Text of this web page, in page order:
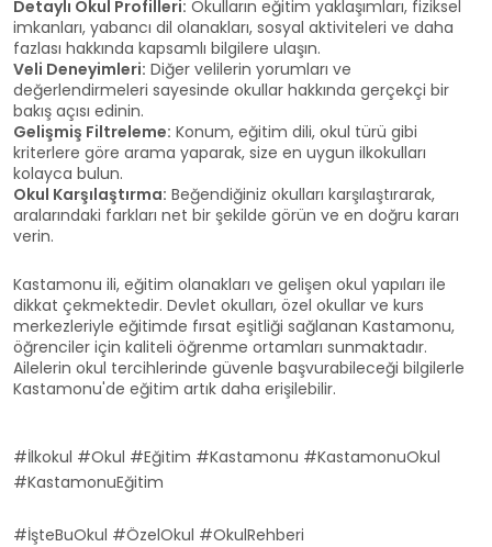
Detaylı Okul Profilleri: Okulların eğitim yaklaşımları, fiziksel
imkanları, yabancı dil olanakları, sosyal aktiviteleri ve daha
fazlası hakkında kapsamlı bilgilere ulaşın.
Veli Deneyimleri: Diğer velilerin yorumları ve
değerlendirmeleri sayesinde okullar hakkında gerçekçi bir
bakış açısı edinin.
Gelişmiş Filtreleme: Konum, eğitim dili, okul türü gibi
kriterlere göre arama yaparak, size en uygun ilkokulları
kolayca bulun.
Okul Karşılaştırma: Beğendiğiniz okulları karşılaştırarak,
aralarındaki farkları net bir şekilde görün ve en doğru kararı
verin.
Kastamonu ili, eğitim olanakları ve gelişen okul yapıları ile
dikkat çekmektedir. Devlet okulları, özel okullar ve kurs
merkezleriyle eğitimde fırsat eşitliği sağlanan Kastamonu,
öğrenciler için kaliteli öğrenme ortamları sunmaktadır.
Ailelerin okul tercihlerinde güvenle başvurabileceği bilgilerle
Kastamonu'de eğitim artık daha erişilebilir.
#İlkokul #Okul #Eğitim #Kastamonu #KastamonuOkul
#KastamonuEğitim
#İşteBuOkul #ÖzelOkul #OkulRehberi